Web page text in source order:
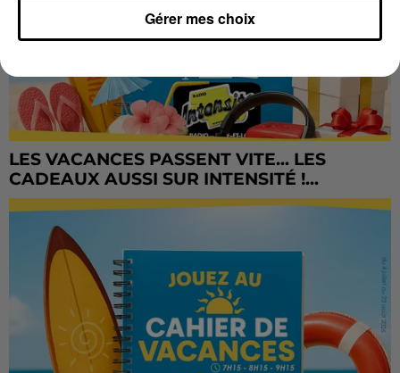
LES VACANCES PASSENT VITE... LES
CADEAUX AUSSI SUR INTENSITÉ !...
Gérer mes choix